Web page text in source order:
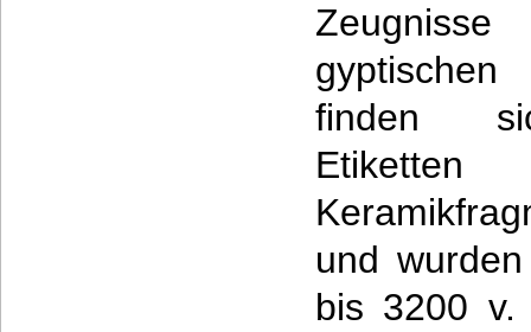
finden
und
bis 3200 v.